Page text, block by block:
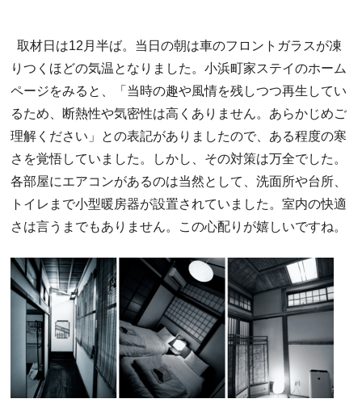
取材日は12月半ば。当日の朝は車のフロントガラスが凍
りつくほどの気温となりました。小浜町家ステイのホーム
ページをみると、「当時の趣や風情を残しつつ再生してい
るため、断熱性や気密性は高くありません。あらかじめご
理解ください」との表記がありましたので、ある程度の寒
さを覚悟していました。しかし、その対策は万全でした。
各部屋にエアコンがあるのは当然として、洗面所や台所、
トイレまで小型暖房器が設置されていました。室内の快適
さは言うまでもありません。この心配りが嬉しいですね。